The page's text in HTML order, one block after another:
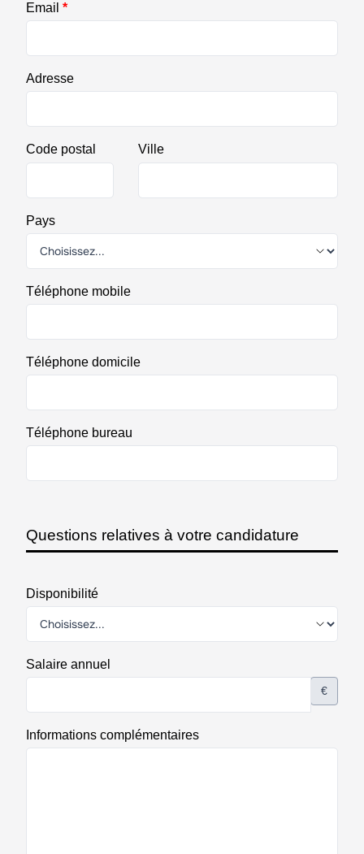
Email *
Adresse
Code postal Ville
Pays
Téléphone mobile
Téléphone domicile
Téléphone bureau
Questions relatives à votre candidature
Disponibilité
Salaire annuel
€
Informations complémentaires